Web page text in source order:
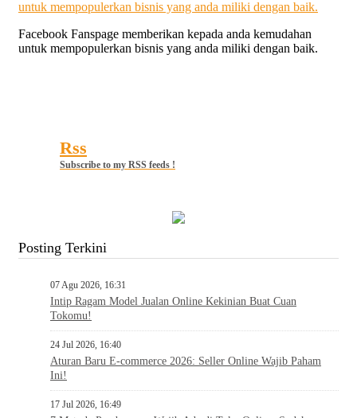
memberikan
anda
kemudahan
Facebook Fanspage memberikan kepada anda kemudahan
untuk mempopulerkan bisnis yang anda miliki dengan baik.
Rss
Subscribe to my RSS feeds !
Posting Terkini
07 Agu 2026, 16:31
Intip Ragam Model Jualan Online Kekinian Buat Cuan
Tokomu!
24 Jul 2026, 16:40
Aturan Baru E-commerce 2026: Seller Online Wajib Paham
Ini!
17 Jul 2026, 16:49